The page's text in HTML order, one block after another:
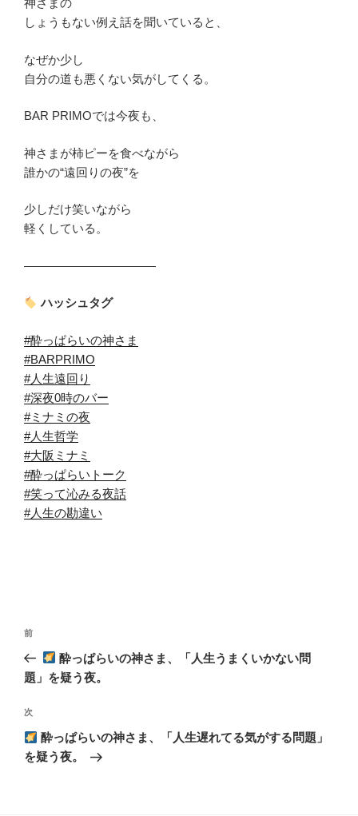
神さまの
しょうもない例え話を聞いていると、
なぜか少し
自分の道も悪くない気がしてくる。
BAR PRIMOでは今夜も、
神さまが柿ピーを食べながら
誰かの“遠回りの夜”を
少しだけ笑いながら
軽くしている。
―――――――――――
ハッシュタグ
#酔っぱらいの神さま
#BARPRIMO
#人生遠回り
#深夜0時のバー
#ミナミの夜
#人生哲学
#大阪ミナミ
#酔っぱらいトーク
#笑って沁みる夜話
#人生の勘違い
投
ナ
ゲ
ー
シ
前
の
投
前
酔っぱらいの神さま、「人生うまくいかない問
題」を疑う夜。
次
の
投
次
酔っぱらいの神さま、「人生遅れてる気がする問題」
を疑う夜。